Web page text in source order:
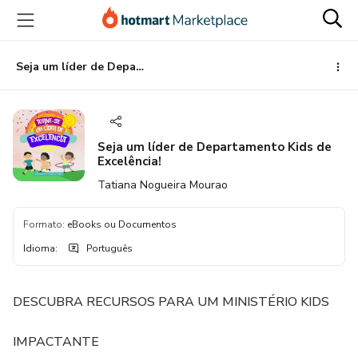
para
conteúdo
principal
para
pagamento
para
rodapé
Seja um líder de Departamento Kids de Excelência!
Seja um líder de Departamento Kids de
Excelência!
Tatiana Nogueira Mourao
Formato: eBooks ou Documentos
Idioma: Português
DESCUBRA RECURSOS PARA UM MINISTÉRIO KIDS
IMPACTANTE